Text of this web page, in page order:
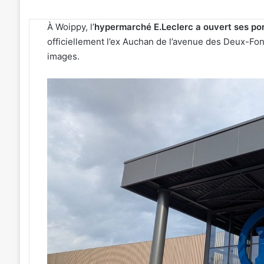
À Woippy, l’hypermarché E.Leclerc a ouvert ses
officiellement l’ex Auchan de l’avenue des Deux-
images.
Kaza,
Jungeli
et
Helmut